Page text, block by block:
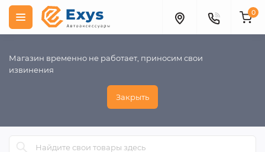
Магазин временно не работает, приносим свои
извинения
Закрыть
0